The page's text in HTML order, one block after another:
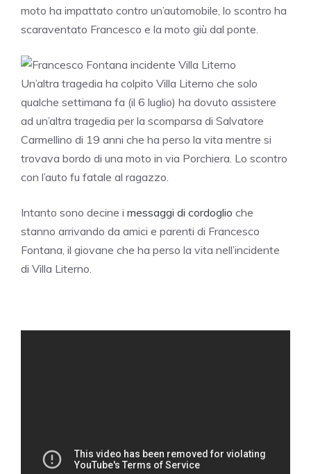
moto ha impattato contro un’automobile, lo scontro ha
scaraventato Francesco e la moto giù dal ponte.
Un’altra tragedia ha colpito Villa Literno che solo
qualche settimana fa (il 6 luglio) ha dovuto assistere
ad un’altra tragedia per la scomparsa di Salvatore
Carmellino di 19 anni che ha perso la vita mentre si
trovava bordo di una moto in via Porchiera. Lo scontro
con l’auto fu fatale al ragazzo.
Intanto sono decine i messaggi di cordoglio che
stanno arrivando da amici e parenti di Francesco
Fontana, il giovane che ha perso la vita nell’incidente
di Villa Literno.